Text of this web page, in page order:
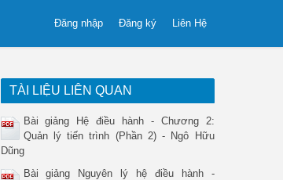
Liên Hệ
Đăng ký
Đăng nhập
TÀI LIỆU LIÊN QUAN
Bài giảng Hệ điều hành - Chương 2:
Quản lý tiến trình (Phần 2) - Ngô Hữu
Dũng
Bài giảng Nguyên lý hệ điều hành -